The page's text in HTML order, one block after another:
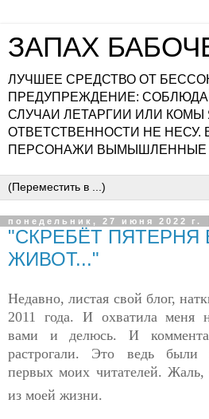
ЗАПАХ
ЛУЧШЕЕ СРЕДСТВО ОТ
ПРЕДУПРЕЖДЕНИЕ:
СЛУЧАИ ЛЕТАРГИИ ИЛИ КОМЫ
ОТВЕТСТВЕННОСТИ НЕ НЕСУ.
ПЕРСОНАЖИ ВЫМЫШЛЕННЫЕ
понедельник, 27 июня 2022 г.
"СКРЕБЁТ
ЖИВОТ..."
Недавно, листая свой блог,
2011 года. И охватила меня
вами и делюсь. И
растрогали. Это ведь были
первых моих читателей.
из моей жизни.